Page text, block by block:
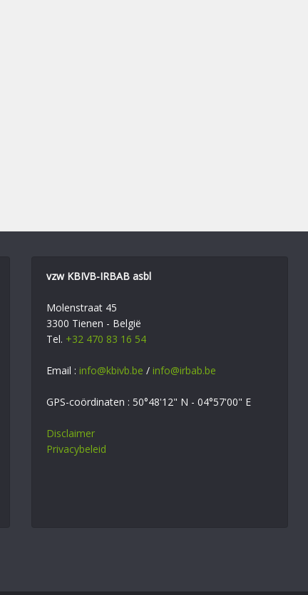
vzw KBIVB-IRBAB asbl
Molenstraat 45
3300 Tienen - België
Tel. +32 470 83 16 54
Email : info@kbivb.be / info@irbab.be
GPS-coördinaten : 50°48'12" N - 04°57'00" E
Disclaimer
Privacybeleid